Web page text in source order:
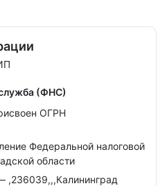
(ФНС)
ОГРН
Федеральной налоговой
области
,236039,,,Калининград